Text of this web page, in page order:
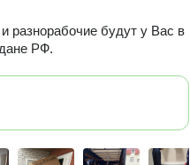
разнорабочие будут у Вас в
РФ.